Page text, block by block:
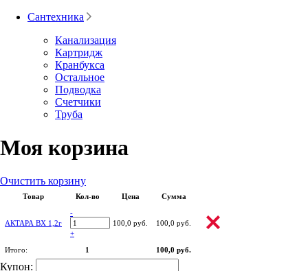
Сантехника
Канализация
Картридж
Кранбукса
Остальное
Подводка
Счетчики
Труба
Моя корзина
Очистить корзину
Товар Кол-во Цена Сумма
АКТАРА ВХ 1,2г
-
+
100,0 руб. 100,0 руб.
Итого: 1 100,0 руб.
Купон: